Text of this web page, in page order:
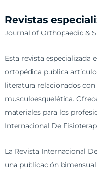
Revistas
Journal of Orthopaedic &
Esta revista especializada
ortopédica publica
literatura relacionados
musculoesquelética.
materiales para los
Internacional De
La Revista Internacional
una publicación